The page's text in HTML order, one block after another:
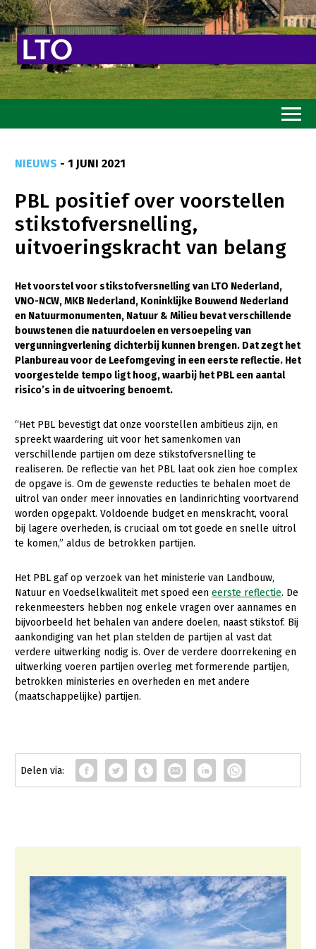
Goed eten
Mooi groen
Sterk ondernemerschap
Transitiepaden
Thema’s
Gezonde planten
Gezonde dieren
Natuur, klimaat en energie
Platteland en omgeving
Mens, ondernemerschap en onderwijs
Internationaal
Sectoren
Biologische Landbouw
Geitenhouderij
Kalverhouderij
Konijnenhouderij
Melkveehouderij
Paardenhouderij
Schapenhouderij
Varkenshouderij
Biologische Landbouw
Bollenteelt
Bomen, vaste planten en zomerbloemen
Multifunctioneel
Vrouw en Bedrijf
Onderwerpen
Nieuws
NIEUWS - 1 JUNI 2021
PBL positief over voorstellen
stikstofversnelling,
uitvoeringskracht van belang
Het voorstel voor stikstofversnelling van LTO Nederland,
VNO-NCW, MKB Nederland, Koninklijke Bouwend Nederland
en Natuurmonumenten, Natuur & Milieu bevat verschillende
bouwstenen die natuurdoelen en versoepeling van
vergunningverlening dichterbij kunnen brengen. Dat zegt het
Planbureau voor de Leefomgeving in een eerste reflectie. Het
voorgestelde tempo ligt hoog, waarbij het PBL een aantal
risico’s in de uitvoering benoemt.
“Het PBL bevestigt dat onze voorstellen ambitieus zijn, en
spreekt waardering uit voor het samenkomen van
verschillende partijen om deze stikstofversnelling te
realiseren. De reflectie van het PBL laat ook zien hoe complex
de opgave is. Om de gewenste reducties te behalen moet de
uitrol van onder meer innovaties en landinrichting voortvarend
worden opgepakt. Voldoende budget en menskracht, vooral
bij lagere overheden, is cruciaal om tot goede en snelle uitrol
te komen,” aldus de betrokken partijen.
Het PBL gaf op verzoek van het ministerie van Landbouw,
Natuur en Voedselkwaliteit met spoed een eerste reflectie. De
rekenmeesters hebben nog enkele vragen over aannames en
bijvoorbeeld het behalen van andere doelen, naast stikstof. Bij
aankondiging van het plan stelden de partijen al vast dat
verdere uitwerking nodig is. Over de verdere doorrekening en
uitwerking voeren partijen overleg met formerende partijen,
betrokken ministeries en overheden en met andere
(maatschappelijke) partijen.